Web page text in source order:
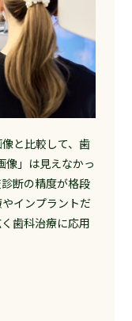
と比較して、歯
像」は見えなかっ
断の精度が格段
インプラントだ
歯科治療に応用